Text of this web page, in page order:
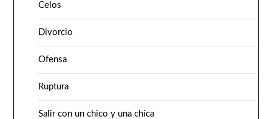
Celos
Divorcio
Ofensa
Ruptura
Salir con un chico y una chica